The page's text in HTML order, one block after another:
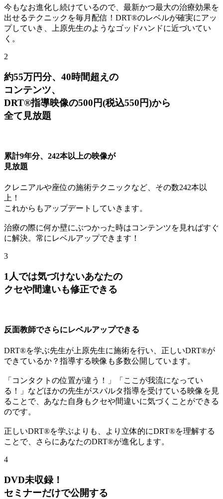
今もなお進化し続けているので、最新かつ最大の治療効果を
出せるテクニックを毎月配信！DRT®のレベルが確実にアッ
プしていき、上原先生のようなゴッドハンドに近づいてい
く。
2
約55万円分、40時間超えの
コンテンツ、
DRT®指導映像の500円(税込550円)から
全て見放題
累計9年分、242本以上の映像が
見放題
クレニアルや座位の施術テクニックなど、その数242本以
上！
これからもアップデートしていきます。
治療の際に何か壁にぶつかった時はコンテンツを見ればすぐ
に解決。常にレベルアップできます！
3
1人では気づけないあなたの
クセや間違いも修正できる
反面教師でさらにレベルアップできる
DRT®を学ぶ先生が上原先生に施術を行い、正しいDRT®が
できているか？指導する映像も多数公開しています。
「コンタクトの位置が違う！」「ここが我流になってい
る！」などほかの先生がスパルタ指導を受けている映像を見
ることで、あなた自身もクセや間違いに気づくことができる
のです。
正しいDRT®を学ぶよりも、より立体的にDRT®を理解する
ことで、さらにあなたのDRT®が進化します。
4
DVD未収録！
セミナーだけで公開する